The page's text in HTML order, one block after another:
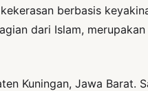
berbasis
dari Islam,
Kuningan, Jawa Barat.